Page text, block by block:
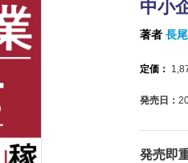
中小
著者 長
定価：
発売日：
発売即